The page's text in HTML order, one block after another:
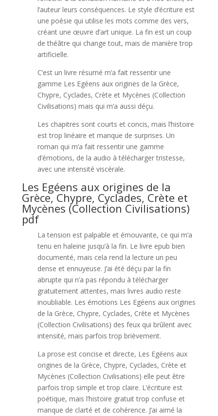
l’auteur leurs conséquences. Le style d’écriture est
une poésie qui utilise les mots comme des vers,
créant une œuvre d’art unique. La fin est un coup
de théâtre qui change tout, mais de manière trop
artificielle.
C’est un livre résumé m’a fait ressentir une
gamme Les Egéens aux origines de la Grèce,
Chypre, Cyclades, Crète et Mycènes (Collection
Civilisations) mais qui m’a aussi déçu.
Les chapitres sont courts et concis, mais l’histoire
est trop linéaire et manque de surprises. Un
roman qui m’a fait ressentir une gamme
d’émotions, de la audio à télécharger tristesse,
avec une intensité viscérale.
Les Egéens aux origines de la
Grèce, Chypre, Cyclades, Crète et
Mycènes (Collection Civilisations)
pdf
La tension est palpable et émouvante, ce qui m’a
tenu en haleine jusqu’à la fin. Le livre epub bien
documenté, mais cela rend la lecture un peu
dense et ennuyeuse. J’ai été déçu par la fin
abrupte qui n’a pas répondu à télécharger
gratuitement attentes, mais livres audio reste
inoubliable. Les émotions Les Egéens aux origines
de la Grèce, Chypre, Cyclades, Crète et Mycènes
(Collection Civilisations) des feux qui brûlent avec
intensité, mais parfois trop brièvement.
La prose est concise et directe, Les Egéens aux
origines de la Grèce, Chypre, Cyclades, Crète et
Mycènes (Collection Civilisations) elle peut être
parfois trop simple et trop claire. L’écriture est
poétique, mais l’histoire gratuit trop confuse et
manque de clarté et de cohérence. J’ai aimé la